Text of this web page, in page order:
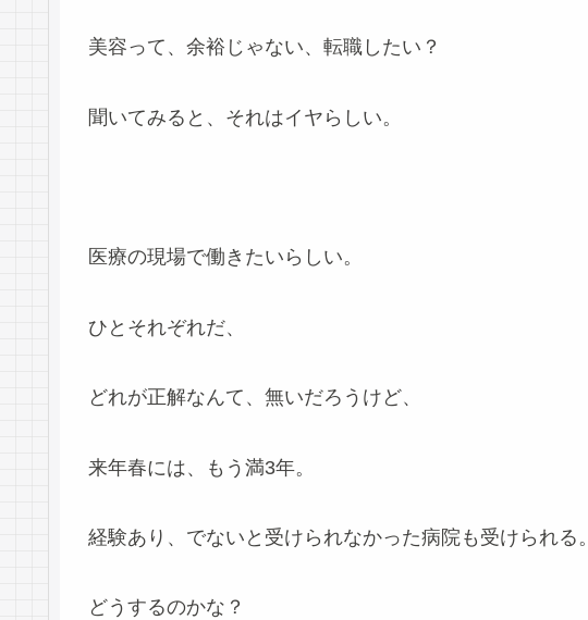
美容って、余裕じゃない、転職したい？
聞いてみると、それはイヤらしい。
医療の現場で働きたいらしい。
ひとそれぞれだ、
どれが正解なんて、無いだろうけど、
来年春には、もう満3年。
経験あり、でないと受けられなかった病院も受けられる。
どうするのかな？